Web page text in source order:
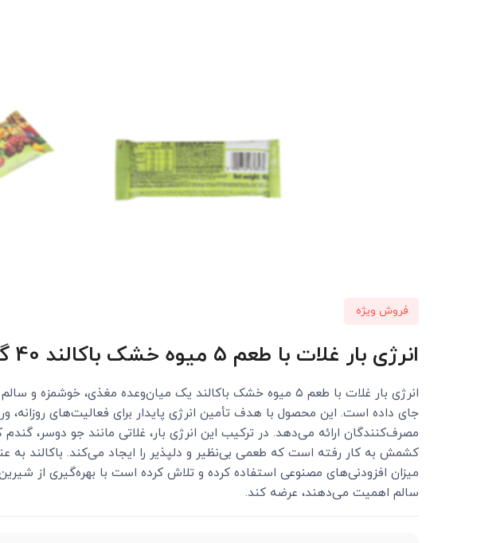
فروش ویژه
انرژی بار غلات با طعم ۵ میوه خشک باکالند 40 گرمی
انرژی بار غلات با طعم ۵ میوه خشک باکالند یک میان‌وعده
جای داده است. این محصول با هدف تأمین انرژی پایدار برای فعالیت‌های روزانه،
مصرف‌کنندگان ارائه می‌دهد. در ترکیب این انرژی بار، غلاتی مانند جو دوسر،
کشمش به کار رفته است که طعمی بی‌نظیر و دلپذیر را ایجاد می‌کند. باکالند به
میزان افزودنی‌های مصنوعی استفاده کرده و تلاش کرده است با بهره‌گیری از
سالم اهمیت می‌دهند، عرضه کند.